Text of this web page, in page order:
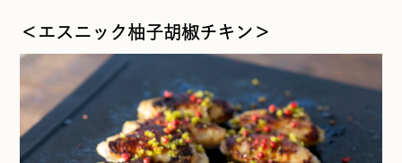
＜エスニック柚子胡椒チキン＞